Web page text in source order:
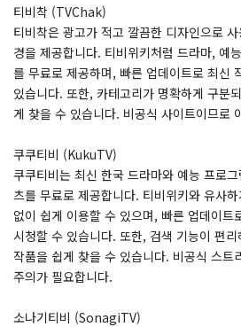
티비착 (TVChak)
티비착은 광고가 적고 깔끔한 디자인으로
경을 제공합니다. 티비위키처럼 드라마, 예
를 무료로 제공하며, 빠른 업데이트로 최신
있습니다. 또한, 카테고리가 명확하게 구분
게 찾을 수 있습니다. 비공식 사이트이므로
쿠쿠티비 (KukuTV)
쿠쿠티비는 최신 한국 드라마와 예능 프로
츠를 무료로 제공합니다. 티비위키와 유사
없이 쉽게 이용할 수 있으며, 빠른 업데이트
시청할 수 있습니다. 또한, 검색 기능이 편
작품을 쉽게 찾을 수 있습니다. 비공식 스트
주의가 필요합니다.
소나기티비 (SonagiTV)